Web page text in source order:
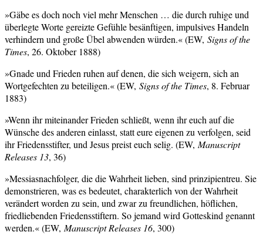
»Gäbe es doch noch viel mehr Menschen … die durch ruhige und
überlegte Worte gereizte Gefühle besänftigen, impulsives Handeln
verhindern und große Übel abwenden würden.« (EW, Signs of the
Times, 26. Oktober 1888)
»Gnade und Frieden ruhen auf denen, die sich weigern, sich an
Wortgefechten zu beteiligen.« (EW, Signs of the Times, 8. Februar
1883)
»Wenn ihr miteinander Frieden schließt, wenn ihr euch auf die
Wünsche des anderen einlasst, statt eure eigenen zu verfolgen, seid
ihr Friedensstifter, und Jesus preist euch selig. (EW, Manuscript
Releases 13, 36)
»Messiasnachfolger, die die Wahrheit lieben, sind prinzipientreu. Sie
demonstrieren, was es bedeutet, charakterlich von der Wahrheit
verändert worden zu sein, und zwar zu freundlichen, höflichen,
friedliebenden Friedensstiftern. So jemand wird Gotteskind genannt
werden.« (EW, Manuscript Releases 16, 300)